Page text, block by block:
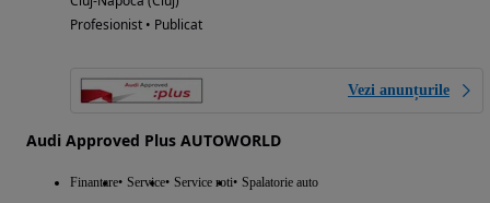
Profesionist • Publicat
Vezi anunțurile
Audi Approved Plus AUTOWORLD
Finantare Service Service roti Spalatorie auto